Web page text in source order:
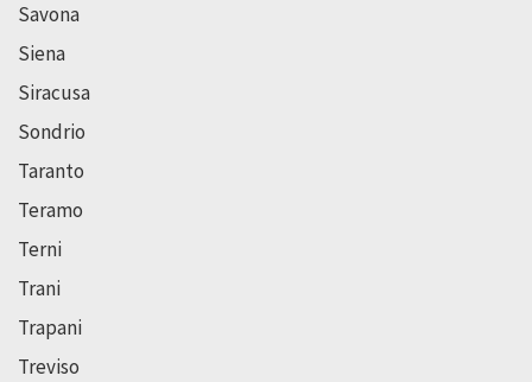
Savona
Siena
Siracusa
Sondrio
Taranto
Teramo
Terni
Trani
Trapani
Treviso